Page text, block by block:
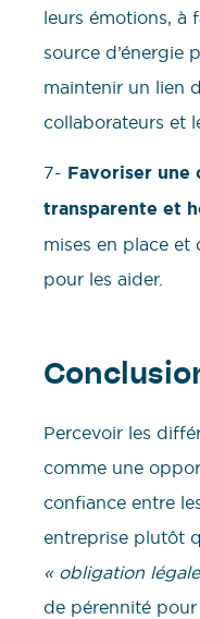
leurs émotions, à
source d’énergie
maintenir un lien
collaborateurs et
7- Favoriser une
transparente et
mises en place et
pour les aider.
Percevoir les
comme une
confiance entre
entreprise plutôt
« obligation
de pérennité